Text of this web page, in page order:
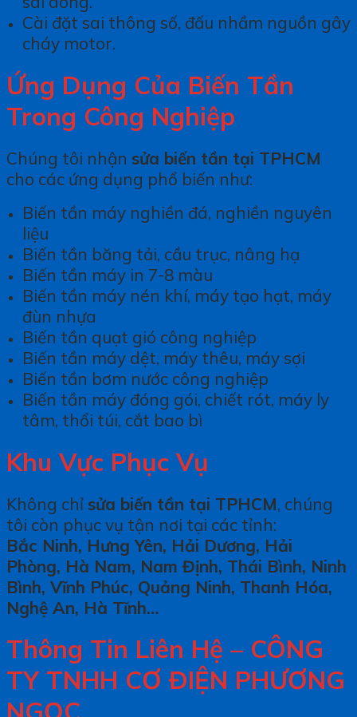
Cài đặt sai thông số, đấu nhầm nguồn gây
cháy motor.
Ứng Dụng Của Biến Tần
Trong Công Nghiệp
Chúng tôi nhận sửa biến tần tại TPHCM
cho các ứng dụng phổ biến như:
Biến tần máy nghiền đá, nghiền nguyên
liệu
Biến tần băng tải, cầu trục, nâng hạ
Biến tần máy in 7-8 màu
Biến tần máy nén khí, máy tạo hạt, máy
đùn nhựa
Biến tần quạt gió công nghiệp
Biến tần máy dệt, máy thêu, máy sợi
Biến tần bơm nước công nghiệp
Biến tần máy đóng gói, chiết rót, máy ly
tâm, thổi túi, cắt bao bì
Khu Vực Phục Vụ
Không chỉ sửa biến tần tại TPHCM, chúng
tôi còn phục vụ tận nơi tại các tỉnh:
Bắc Ninh, Hưng Yên, Hải Dương, Hải
Phòng, Hà Nam, Nam Định, Thái Bình, Ninh
Bình, Vĩnh Phúc, Quảng Ninh, Thanh Hóa,
Nghệ An, Hà Tĩnh…
Thông Tin Liên Hệ – CÔNG
TY TNHH CƠ ĐIỆN PHƯƠNG